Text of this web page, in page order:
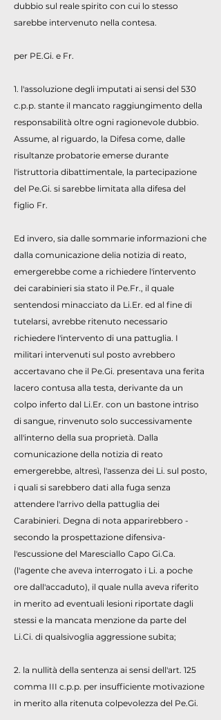
dubbio sul reale spirito con cui lo stesso
sarebbe intervenuto nella contesa.
per PE.Gi. e Fr.
1. l'assoluzione degli imputati ai sensi del 530
c.p.p. stante il mancato raggiungimento della
responsabilità oltre ogni ragionevole dubbio.
Assume, al riguardo, la Difesa come, dalle
risultanze probatorie emerse durante
l'istruttoria dibattimentale, la partecipazione
del Pe.Gi. si sarebbe limitata alla difesa del
figlio Fr.
Ed invero, sia dalle sommarie informazioni che
dalla comunicazione delia notizia di reato,
emergerebbe come a richiedere l'intervento
dei carabinieri sia stato il Pe.Fr., il quale
sentendosi minacciato da Li.Er. ed al fine di
tutelarsi, avrebbe ritenuto necessario
richiedere l'intervento di una pattuglia. I
militari intervenuti sul posto avrebbero
accertavano che il Pe.Gi. presentava una ferita
lacero contusa alla testa, derivante da un
colpo inferto dal Li.Er. con un bastone intriso
di sangue, rinvenuto solo successivamente
all'interno della sua proprietà. Dalla
comunicazione della notizia di reato
emergerebbe, altresì, l'assenza dei Li. sul posto,
i quali si sarebbero dati alla fuga senza
attendere l'arrivo della pattuglia dei
Carabinieri. Degna di nota apparirebbero -
secondo la prospettazione difensiva-
l'escussione del Maresciallo Capo Gi.Ca.
(l'agente che aveva interrogato i Li. a poche
ore dall'accaduto), il quale nulla aveva riferito
in merito ad eventuali lesioni riportate dagli
stessi e la mancata menzione da parte del
Li.Ci. di qualsivoglia aggressione subita;
2. la nullità della sentenza ai sensi dell'art. 125
comma III c.p.p. per insufficiente motivazione
in merito alla ritenuta colpevolezza del Pe.Gi.